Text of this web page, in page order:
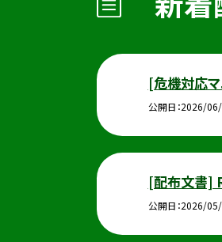
[危機対応
公開日 2026/06/
[配布文書]
公開日 2026/